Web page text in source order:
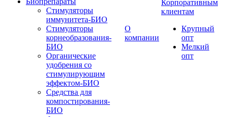
Стимуляторы
иммунитета-БИО
Стимуляторы
корнеобразования-
БИО
Органические
удобрения со
стимулирующим
эффектом-БИО
Средства для
компостирования-
БИО
О
компании
Корпоративным
клиентам
Крупный
опт
Мелкий
опт